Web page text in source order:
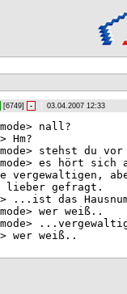
[6749] - 03.04.2007 12:33
nall?
Hm?
stehst du vor
es hört sich
vergewaltigen,
lieber gefragt.
...ist das
wer weiß..
wer weiß..